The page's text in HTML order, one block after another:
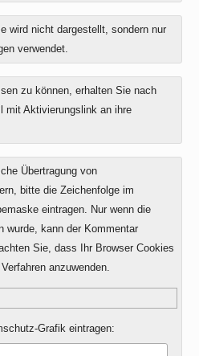
wird nicht dargestellt, sondern nur
verwendet.
zu können, erhalten Sie nach
mit Aktivierungslink an ihre
Übertragung von
bitte die Zeichenfolge im
eintragen. Nur wenn die
wurde, kann der Kommentar
Sie, dass Ihr Browser Cookies
anzuwenden.
Grafik eintragen: